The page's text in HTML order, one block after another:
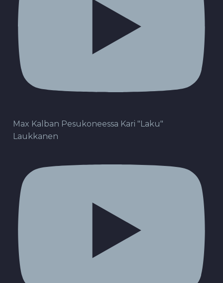
Max Kalban Pesukoneessa Kari "Laku"
Laukkanen